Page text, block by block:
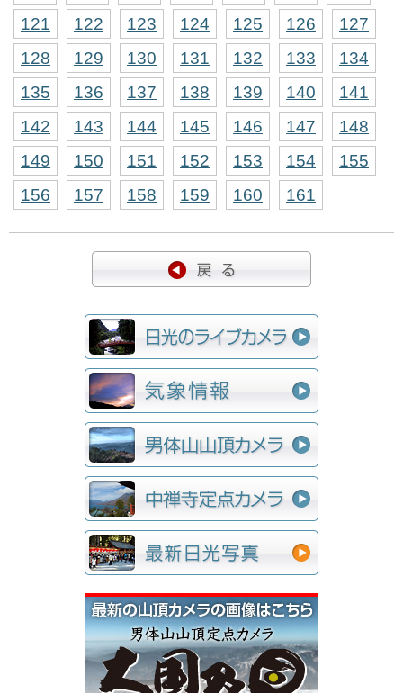
121
122 123 124 125 126
127
128
129 130 131 132 133
134
135
136 137 138 139 140
141
142
143 144 145 146 147
148
149
150 151 152 153 154
155
156
157 158 159 160 161